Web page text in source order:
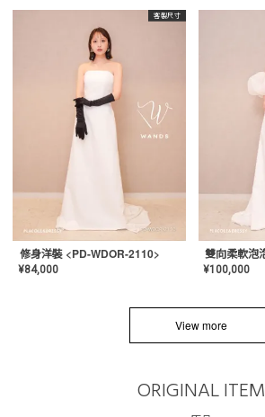
客製尺寸
修身洋裝 <PD-WDOR-2110>
¥84,000 ¥100,000
View more
ORIGINAL ITEM